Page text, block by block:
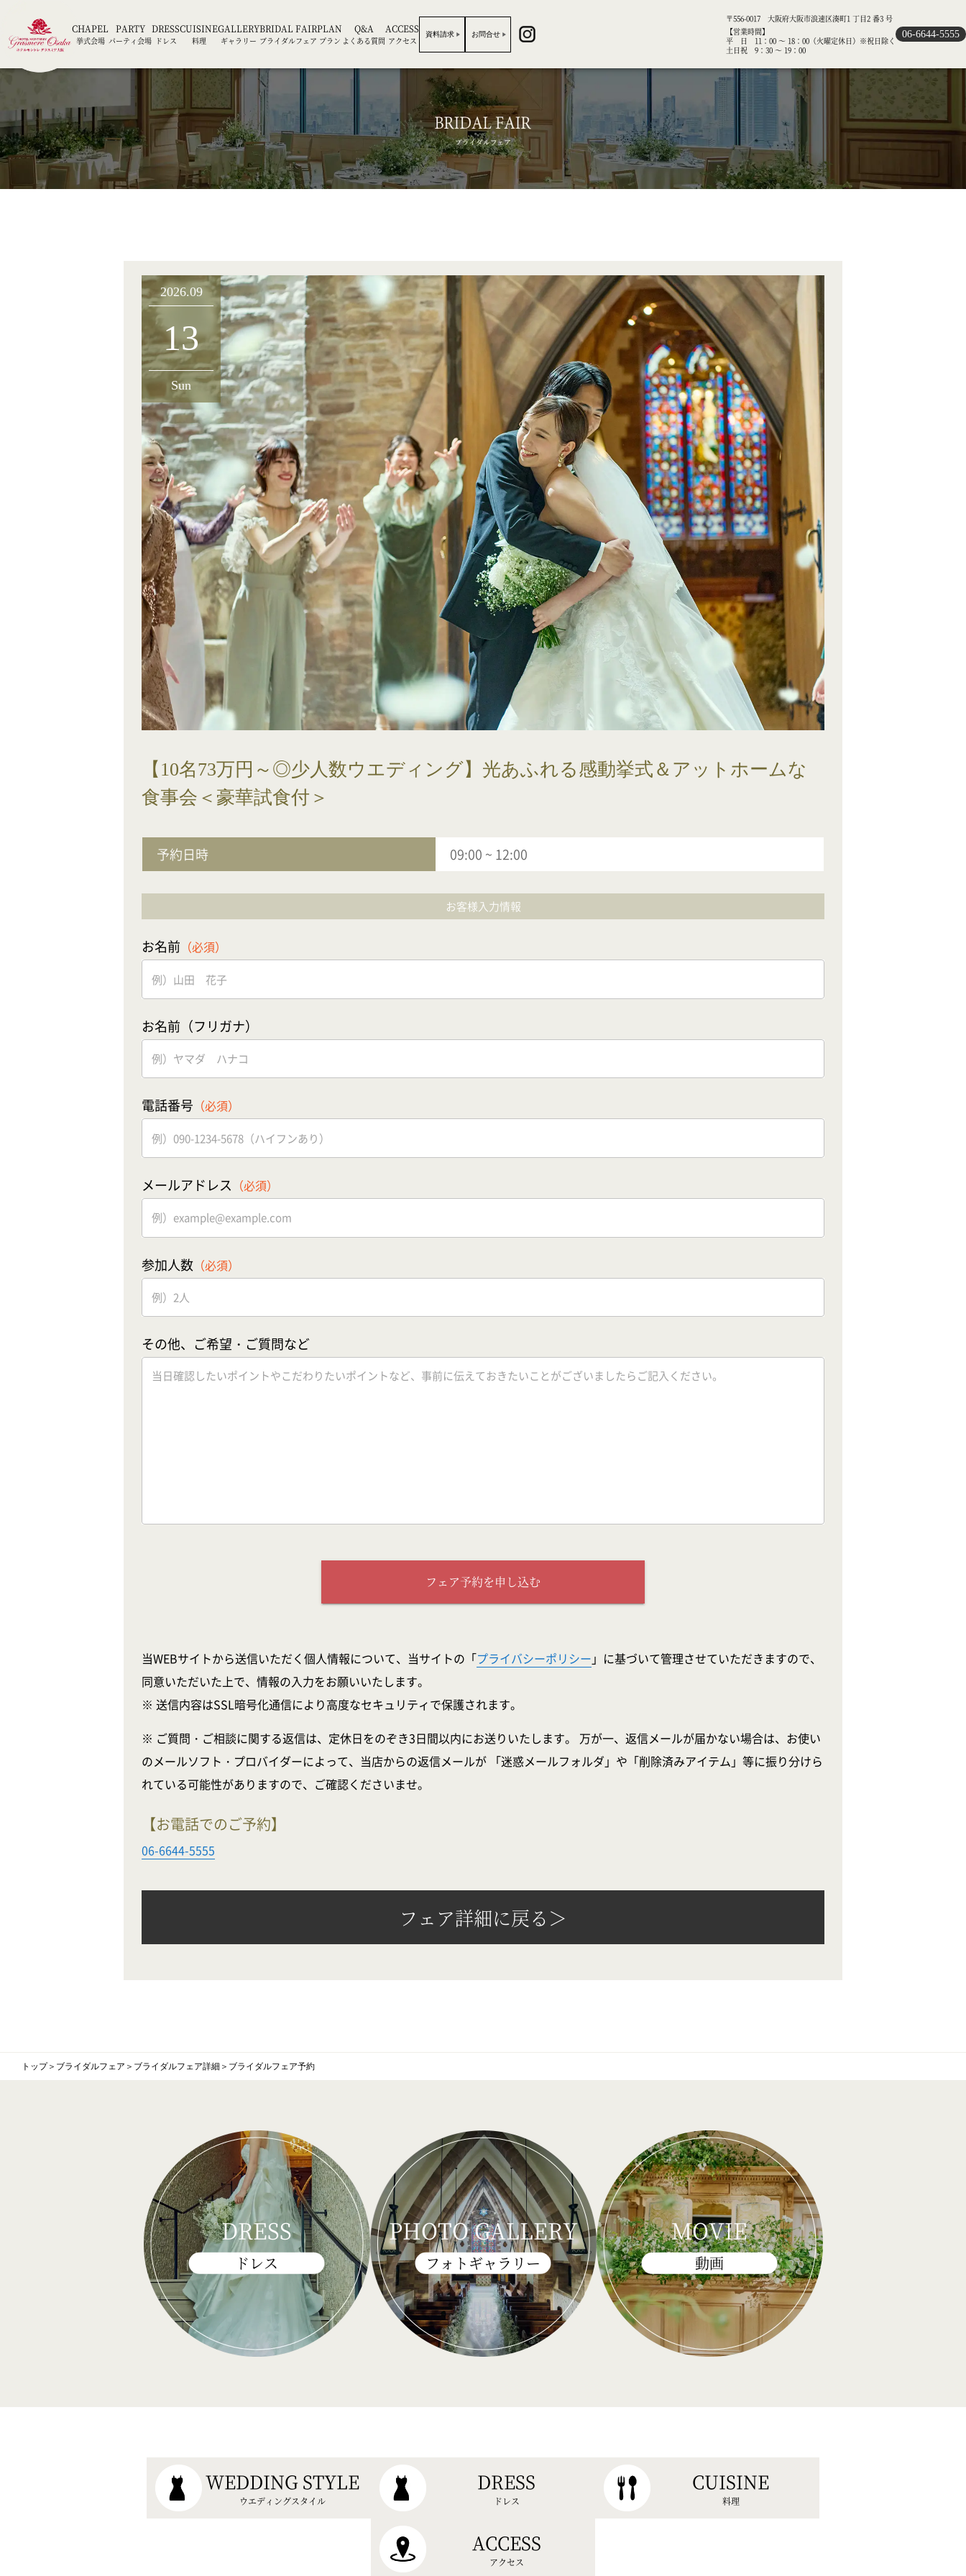
CHAPEL
挙式会場
PARTY
パーティ会場
DRESS
ドレス
CUISINE
料理
GALLERY
ギャラリー
BRIDAL FAIR
ブライダルフェア
PLAN
プラン
Q&A
よくある質問
ACCESS
アクセス
資料請求 お問合せ
〒556-0017 大阪府大阪市浪速区湊町1 丁目2 番3 号
【営業時間】
平 日 11：00 ～ 18：00（火曜定休日）※祝日除く
土日祝 9：30 ～ 19：00
06-6644-5555
2026.09
13
Sun
【10名73万円～◎少人数ウエディング】光あふれる感動挙式＆アットホームな
食事会＜豪華試食付＞
予約日時 09:00 ~ 12:00
お客様入力情報
お名前 （必須）
お名前（フリガナ）
電話番号 （必須）
メールアドレス （必須）
参加人数 （必須）
その他、ご希望・ご質問など
フェア予約を申し込む
当WEBサイトから送信いただく個人情報について、当サイトの「プライバシーポリシー 」に基づいて管理させていただきますので、
同意いただいた上で、情報の入力をお願いいたします。
※ 送信内容はSSL暗号化通信により高度なセキュリティで保護されます。
※ ご質問・ご相談に関する返信は、定休日をのぞき3日間以内にお送りいたします。 万が一、返信メールが届かない場合は、お使い
のメールソフト・プロバイダーによって、当店からの返信メールが 「迷惑メールフォルダ」や「削除済みアイテム」等に振り分けら
れている可能性がありますので、ご確認くださいませ。
【お電話でのご予約】
06-6644-5555
フェア詳細に戻る＞
トップ＞ ブライダルフェア ＞ ブライダルフェア詳細 ＞ ブライダルフェア予約
DRESS
ドレス
PHOTO GALLERY
フォトギャラリー
MOVIE
動画
WEDDING STYLE
ウエディングスタイル
DRESS
ドレス
CUISINE
料理
ACCESS
アクセス